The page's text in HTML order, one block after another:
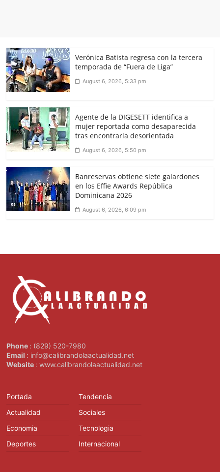
Verónica Batista regresa con la tercera
temporada de “Fuera de Liga”
August 6, 2026, 5:33 pm
Agente de la DIGESETT identifica a
mujer reportada como desaparecida
tras encontrarla desorientada
August 6, 2026, 5:50 pm
Banreservas obtiene siete galardones
en los Effie Awards República
Dominicana 2026
August 6, 2026, 6:09 pm
Phone : (829) 520-7980
Email : info@calibrandolaactualidad.net
Website : www.calibrandolaactualidad.net
Portada
Actualidad
Economia
Deportes
Tendencia
Sociales
Tecnologia
Internacional